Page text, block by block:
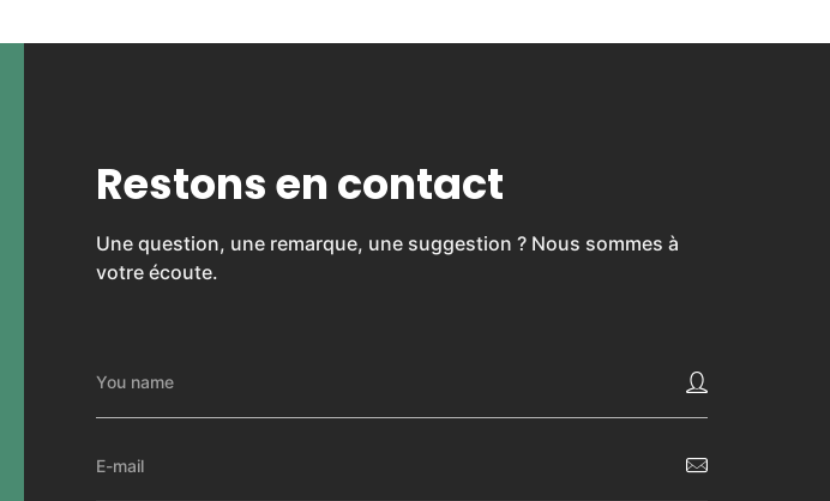
Restons en contact
Une question, une remarque, une suggestion ? Nous sommes à
votre écoute.